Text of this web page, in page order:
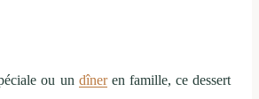
ou un dîneren famille, ce dessert